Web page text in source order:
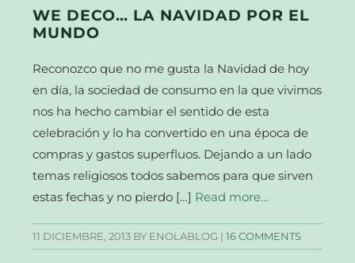
WE DECO… LA NAVIDAD POR EL
MUNDO
Reconozco que no me gusta la Navidad de hoy
en día, la sociedad de consumo en la que vivimos
nos ha hecho cambiar el sentido de esta
celebración y lo ha convertido en una época de
compras y gastos superfluos. Dejando a un lado
temas religiosos todos sabemos para que sirven
estas fechas y no pierdo […] Read more…
11 DICIEMBRE, 2013 BY ENOLABLOG |16 COMMENTS